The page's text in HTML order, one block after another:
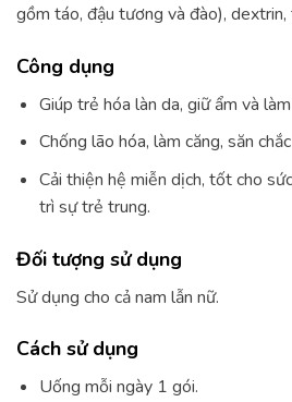
gồm táo, đậu tương và đào), dextrin,
Công dụng
Giúp trẻ hóa làn da, giữ ẩm và
Chống lão hóa, làm căng, săn
Cải thiện hệ miễn dịch, tốt cho
trì sự trẻ trung.
Đối tượng sử dụng
Sử dụng cho cả nam lẫn nữ.
Cách sử dụng
Uống mỗi ngày 1 gói.